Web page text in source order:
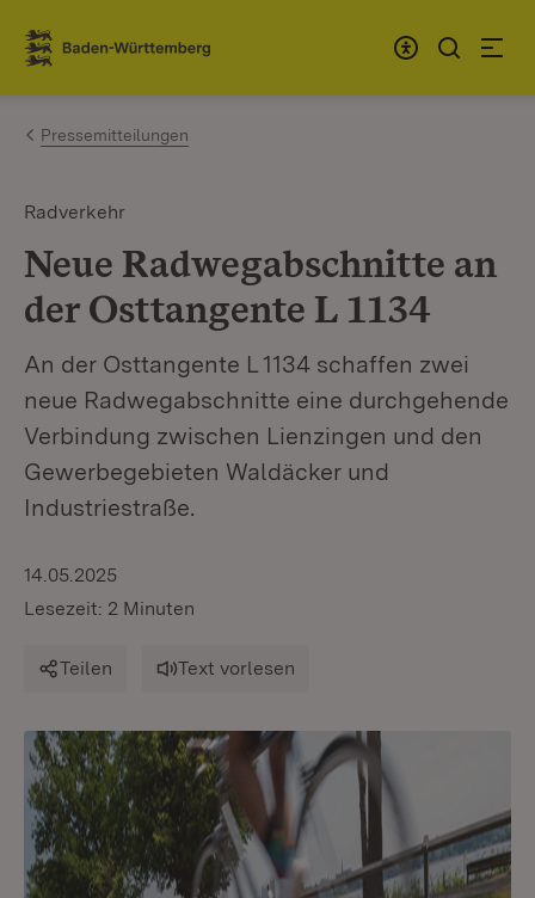
Zum Inhalt springen
Link zur Startseite
Pressemitteilungen
Radverkehr
Neue Radwegabschnitte an
der Osttangente L 1134
An der Osttangente L 1134 schaffen zwei
neue Radwegabschnitte eine durchgehende
Verbindung zwischen Lienzingen und den
Gewerbegebieten Waldäcker und
Industriestraße.
14.05.2025
Lesezeit: 2 Minuten
Teilen Text vorlesen